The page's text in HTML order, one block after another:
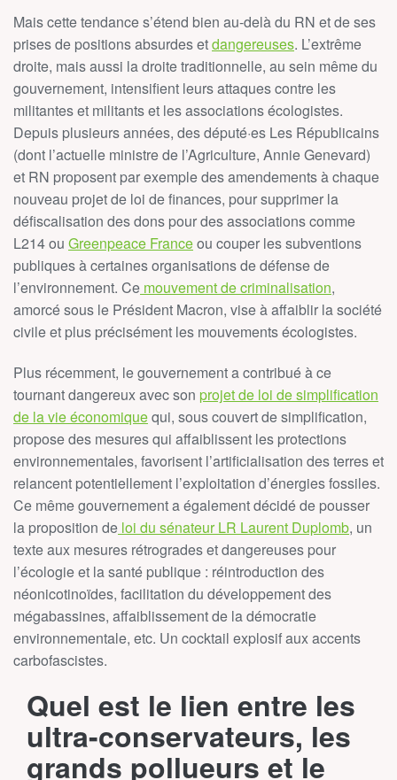
Mais cette tendance s’étend bien au-delà du RN et de ses
prises de positions absurdes etdangereuses. L’extrême
droite, mais aussi la droite traditionnelle, au sein même du
gouvernement, intensifient leurs attaques contre les
militantes et militants et les associations écologistes.
Depuis plusieurs années, des député·es Les Républicains
(dont l’actuelle ministre de l’Agriculture, Annie Genevard)
et RN proposent par exemple des amendements à chaque
nouveau projet de loi de finances, pour supprimer la
défiscalisation des dons pour des associations comme
L214 ou Greenpeace Franceou couper les subventions
publiques à certaines organisations de défense de
l’environnement. Ce mouvement de criminalisation,
amorcé sous le Président Macron, vise à affaiblir la société
civile et plus précisément les mouvements écologistes.
Plus récemment, le gouvernement a contribué à ce
tournant dangereux avec son projet de loi de simplification
de la vie économiquequi, sous couvert de simplification,
propose des mesures qui affaiblissent les protections
environnementales, favorisent l’artificialisation des terres et
relancent potentiellement l’exploitation d’énergies fossiles.
Ce même gouvernement a également décidé de pousser
la proposition de loi du sénateur LR Laurent Duplomb, un
texte aux mesures rétrogrades et dangereuses pour
l’écologie et la santé publique : réintroduction des
néonicotinoïdes, facilitation du développement des
mégabassines, affaiblissement de la démocratie
environnementale, etc. Un cocktail explosif aux accents
carbofascistes.
Quel est le lien entre les
ultra-conservateurs, les
grands pollueurs et le